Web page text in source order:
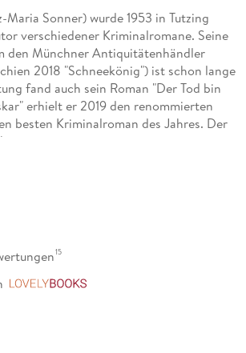
Maria Sonner) wurde 1953 in Tutzing
verschiedener Kriminalromane. Seine
den Münchner Antiquitätenhändler
2018 "Schneekönig") ist schon lange
fand auch sein Roman "Der Tod bin
erhielt er 2019 den renommierten
besten Kriminalroman des Jahres. Der
15